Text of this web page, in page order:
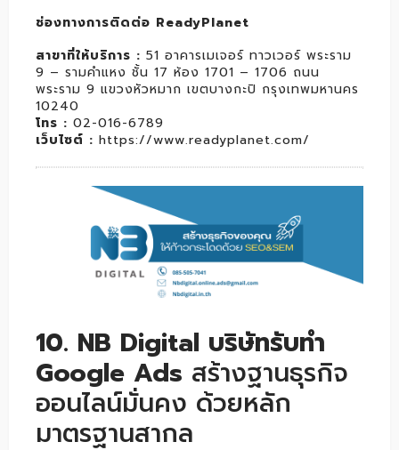
ช่องทางการติดต่อ ReadyPlanet
สาขาที่ให้บริการ : 51 อาคารเมเจอร์ ทาวเวอร์ พระราม
9 – รามคำแหง ชั้น 17 ห้อง 1701 – 1706 ถนน
พระราม 9 แขวงหัวหมาก เขตบางกะปิ กรุงเทพมหานคร
10240
โทร : 02-016-6789
เว็บไซต์ : https://www.readyplanet.com/
10. NB Digital บริษัทรับทำ
Google Ads สร้างฐานธุรกิจ
ออนไลน์มั่นคง ด้วยหลัก
มาตรฐานสากล